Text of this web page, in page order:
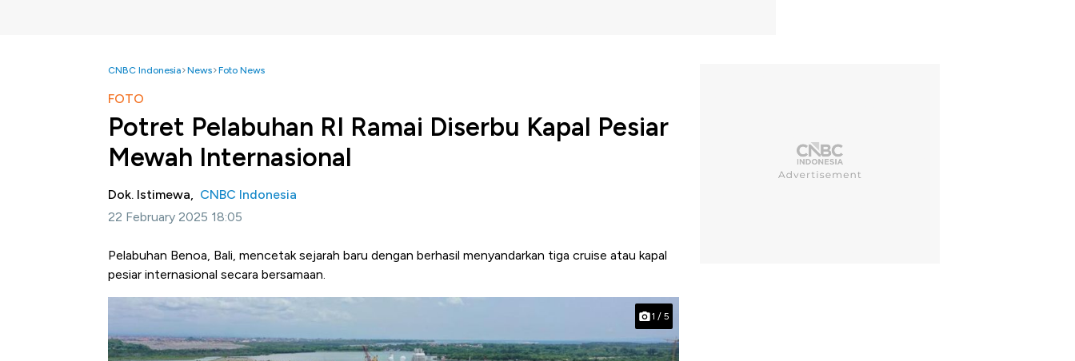
CNBC Indonesia News Foto News
FOTO
Potret Pelabuhan RI Ramai Diserbu Kapal Pesiar
Mewah Internasional
Dok. Istimewa, CNBC Indonesia
22 February 2025 18:05
Pelabuhan Benoa, Bali, mencetak sejarah baru dengan berhasil menyandarkan tiga cruise atau kapal
pesiar internasional secara bersamaan.
1 / 5